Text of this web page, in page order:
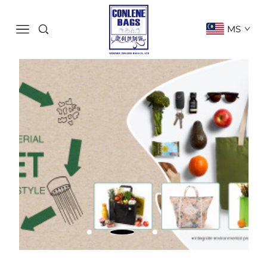
MS
LIHAT LAGI
Hubungi Kami